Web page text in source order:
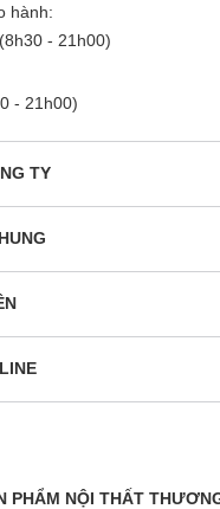
hành:
(8h30 - 21h00)
- 21h00)
TY
PHẨM NỘI THẤT